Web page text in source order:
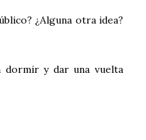
¿Alguna otra idea?
dormir y dar una vuelta